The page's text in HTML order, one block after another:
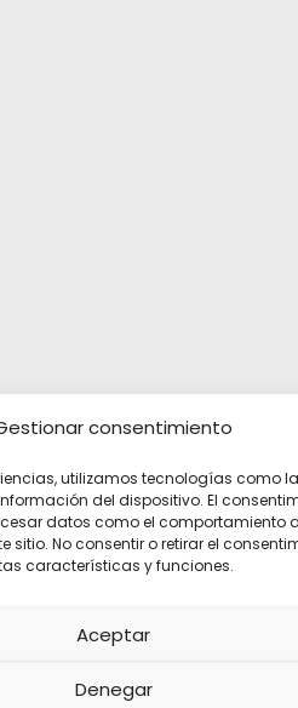
consentimiento
utilizamos tecnologías como
del dispositivo. El
datos como el comportamiento
sitio. No consentir o retirar el
características y funciones.
Aceptar
Denegar